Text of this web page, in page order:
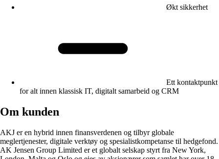
Økt sikkerhet
Ett kontaktpunkt
for alt innen klassisk IT, digitalt samarbeid og CRM
Om kunden
AKJ er en hybrid innen finansverdenen og tilbyr globale
meglertjenester, digitale verktøy og spesialistkompetanse til hedgefond.
AK Jensen Group Limited er et globalt selskap styrt fra New York,